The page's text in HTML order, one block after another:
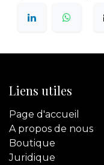
Liens utiles
Page d'accueil
A propos de nous
Boutique
Juridique